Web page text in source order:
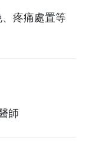
疼痛處置等
師